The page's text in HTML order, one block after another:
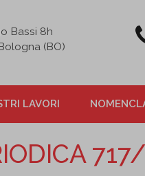
Bassi 8h
(BO)
LAVORI